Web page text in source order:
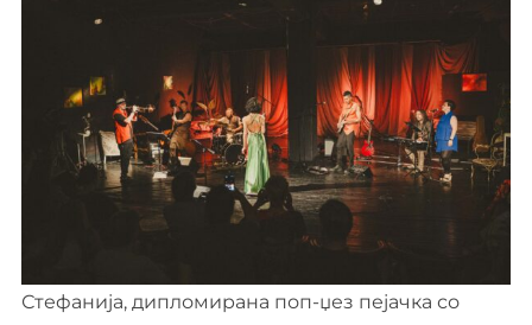
Стефанија, дипломирана поп-џез пејачка со